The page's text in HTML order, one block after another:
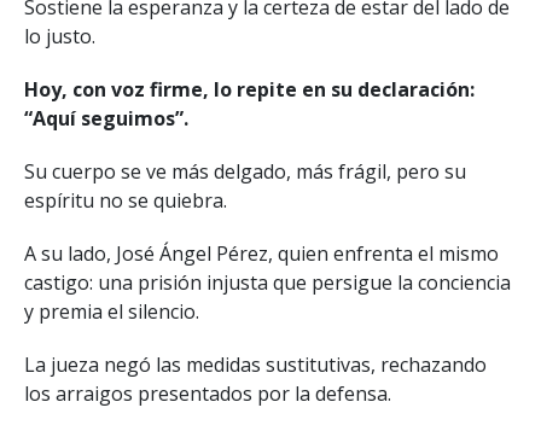
Sostiene la esperanza y la certeza de estar del lado de
lo justo.
Hoy, con voz firme, lo repite en su declaración:
“Aquí seguimos”.
Su cuerpo se ve más delgado, más frágil, pero su
espíritu no se quiebra.
A su lado, José Ángel Pérez, quien enfrenta el mismo
castigo: una prisión injusta que persigue la conciencia
y premia el silencio.
La jueza negó las medidas sustitutivas, rechazando
los arraigos presentados por la defensa.